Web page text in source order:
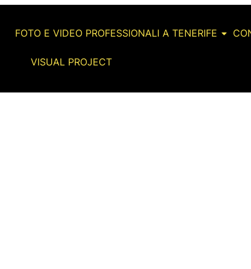
FOTO E VIDEO PROFESSIONALI A TENERIFE
VISUAL PROJECT